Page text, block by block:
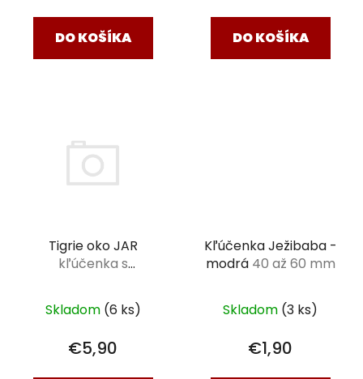
DO KOŠÍKA DO KOŠÍKA
Tigrie oko JAR
kľúčenka s
kameňom L (2,5-3
cm)
Skladom (6 ks)
€5,90
Kľúčenka Ježibaba -
modrá 40 až 60 mm
Skladom (3 ks)
€1,90